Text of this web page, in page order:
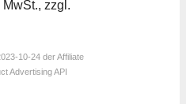
zzgl.
10-24 der Affiliate
Advertising API